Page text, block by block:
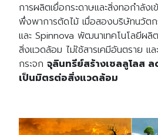
การผลิตเยื่อกระดาษและสิ่งทอกำลัง
พึ่งพาการตัดไม้ เมื่อสองบริษัทนวัต
และ Spinnova พัฒนาเทคโนโลยีผลิ
สิ่งแวดล้อม ไม่ใช้สารเคมีอันตราย แ
กระจก จุลินทรีย์สร้างเซลลูโลส
เป็นมิตรต่อสิ่งแวดล้อม